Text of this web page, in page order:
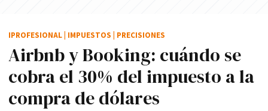
Airbnb y Booking: cuándo se
cobra el 30% del impuesto a la
compra de dólares
IPROFESIONAL IMPUESTOS PRECISIONES